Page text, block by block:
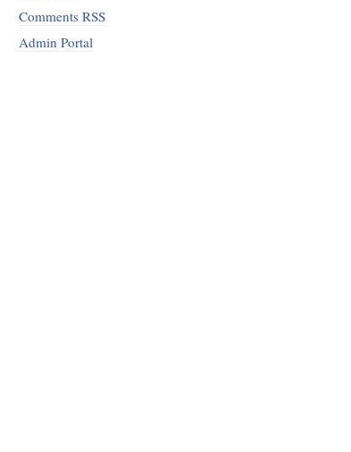
Comments RSS
Admin Portal